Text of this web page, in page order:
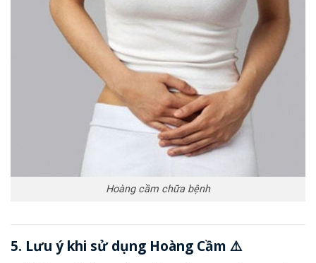
Hoàng cầm chữa bệnh
5. Lưu ý khi sử dụng Hoàng Cầm ⚠️